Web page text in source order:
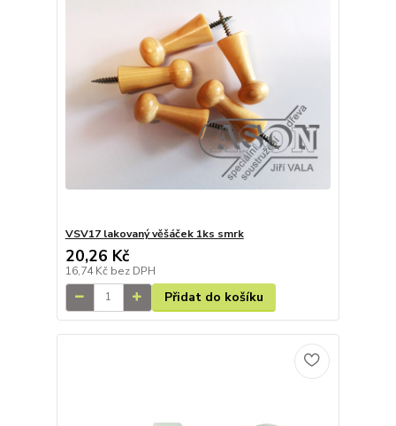
VSV17 lakovaný věšáček 1ks smrk
20,26 Kč
16,74 Kč bez DPH
Přidat do košíku